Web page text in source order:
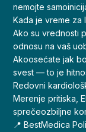
nemojte
Kada je vreme za
Ako su vrednosti
odnosu na vaš
Akoosećate jak
svest — to je
Redovni
Merenje pritiska,
sprečeozbiljne
📍 BestMedica